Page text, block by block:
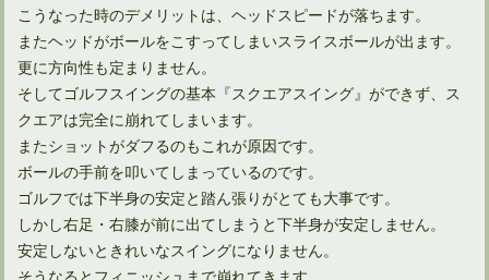
アイアンがスライスしないための打ち方は意外に簡単！
こうなった時のデメリットは、ヘッドスピードが落ちます。
またヘッドがボールをこすってしまいスライスボールが出ます。
更に方向性も定まりません。
そしてゴルフスイングの基本『スクエアスイング』ができず、ス
クエアは完全に崩れてしまいます。
またショットがダフるのもこれが原因です。
ボールの手前を叩いてしまっているのです。
ゴルフでは下半身の安定と踏ん張りがとても大事です。
しかし右足・右膝が前に出てしまうと下半身が安定しません。
安定しないときれいなスイングになりません。
そうなるとフィニッシュまで崩れてきます。